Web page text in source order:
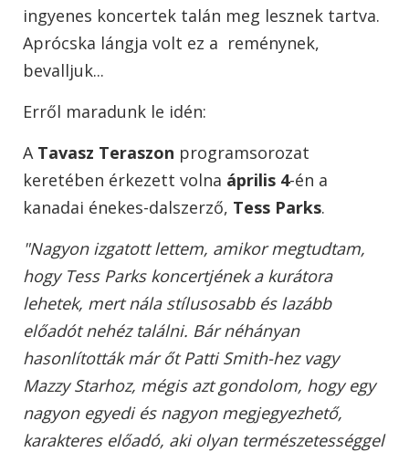
ingyenes koncertek talán meg lesznek tartva.
Aprócska lángja volt ez a reménynek,
bevalljuk...
Erről maradunk le idén:
A Tavasz Teraszon programsorozat
keretében érkezett volna április 4-én a
kanadai énekes-dalszerző, Tess Parks.
"Nagyon izgatott lettem, amikor megtudtam,
hogy Tess Parks koncertjének a kurátora
lehetek, mert nála stílusosabb és lazább
előadót nehéz találni. Bár néhányan
hasonlították már őt Patti Smith-hez vagy
Mazzy Starhoz, mégis azt gondolom, hogy egy
nagyon egyedi és nagyon megjegyezhető,
karakteres előadó, aki olyan természetességgel